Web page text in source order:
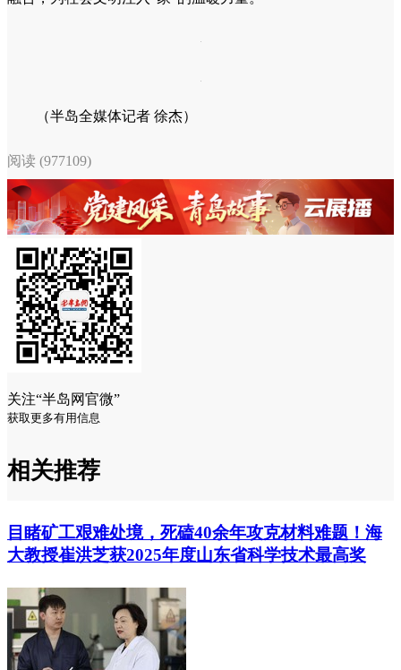
（半岛全媒体记者 徐杰）
阅读 (977109)
关注“半岛网官微”
获取更多有用信息
相关推荐
目睹矿工艰难处境，死磕40余年攻克材料难题！海
大教授崔洪芝获2025年度山东省科学技术最高奖